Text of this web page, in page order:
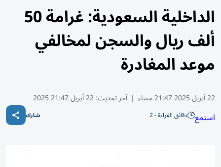
الداخلية السعودية: غرامة 50
ألف ريال والسجن لمخالفي
موعد المغادرة
22 أبريل 2025 21:47 مساء | آخر تحديث:22 أبريل 21:47 2025
استمع دقائق القراءة - 2 شارك